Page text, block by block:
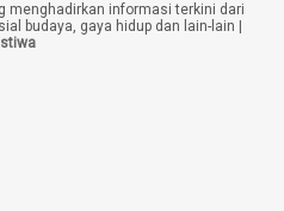
menghadirkan informasi terkini dari
budaya, gaya hidup dan lain-lain |